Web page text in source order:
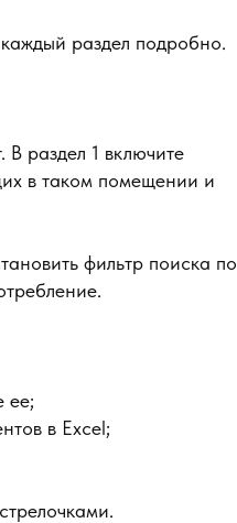
раздел подробно.
раздел 1 включите
в таком помещении и
фильтр поиска по
ее;
в Excel;